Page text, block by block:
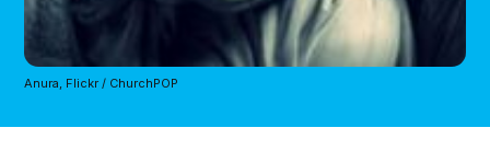
Anura, Flickr / ChurchPOP